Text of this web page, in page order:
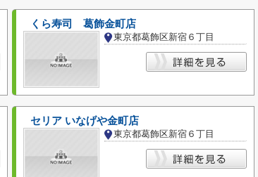
くら寿司 葛飾金町店
東京都葛飾区新宿６丁目
セリア いなげや金町店
東京都葛飾区新宿６丁目